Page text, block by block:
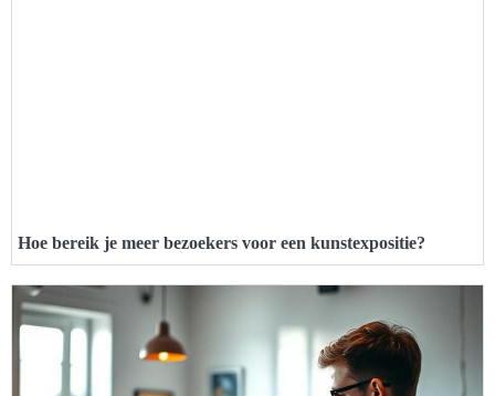
Hoe bereik je meer bezoekers voor een kunstexpositie?